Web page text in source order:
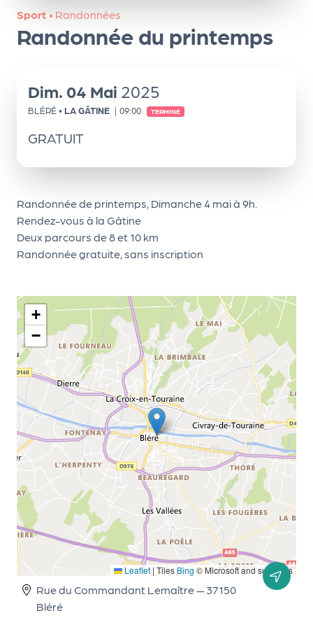
Sport • Randonnées
Randonnée du printemps
Dim. 04 Mai 2025
BLÉRÉ • LA GÂTINE | 09:00 TERMINÉ
GRATUIT
Randonnée de printemps, Dimanche 4 mai à 9h.
Rendez-vous à la Gâtine
Deux parcours de 8 et 10 km
Randonnée gratuite, sans inscription
+
−
Leaflet |TilesBing © Microsoft and suppliers
Rue du Commandant Lemaître — 37150
Bléré
ns
PR
G!
PR
O
Le
Ma
g
Sui
e
le
PR
G!
N
os
se
ce
L
e
k